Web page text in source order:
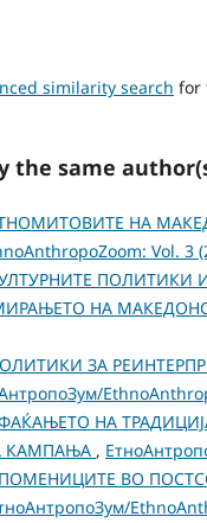
similarity search for
the same
НА
Vol. 3
ПОЛИТИКИ
НА
ЗА
НА
КАМПАЊА ,
ВО